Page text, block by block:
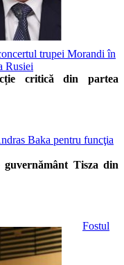
trupei Morandi în
Rusiei
critică din partea
Baka pentru funcţia
Tisza din
Fostul